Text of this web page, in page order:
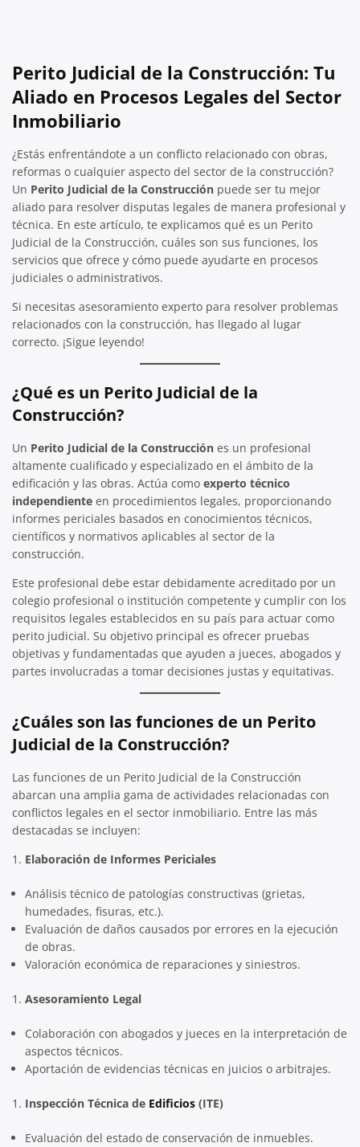
Perito Judicial de la Construcción: Tu
Aliado en Procesos Legales del Sector
Inmobiliario
¿Estás enfrentándote a un conflicto relacionado con obras,
reformas o cualquier aspecto del sector de la construcción?
Un Perito Judicial de la Construcción puede ser tu mejor
aliado para resolver disputas legales de manera profesional y
técnica. En este artículo, te explicamos qué es un Perito
Judicial de la Construcción, cuáles son sus funciones, los
servicios que ofrece y cómo puede ayudarte en procesos
judiciales o administrativos.
Si necesitas asesoramiento experto para resolver problemas
relacionados con la construcción, has llegado al lugar
correcto. ¡Sigue leyendo!
¿Qué es un Perito Judicial de la
Construcción?
Un Perito Judicial de la Construcción es un profesional
altamente cualificado y especializado en el ámbito de la
edificación y las obras. Actúa como experto técnico
independiente en procedimientos legales, proporcionando
informes periciales basados en conocimientos técnicos,
científicos y normativos aplicables al sector de la
construcción.
Este profesional debe estar debidamente acreditado por un
colegio profesional o institución competente y cumplir con los
requisitos legales establecidos en su país para actuar como
perito judicial. Su objetivo principal es ofrecer pruebas
objetivas y fundamentadas que ayuden a jueces, abogados y
partes involucradas a tomar decisiones justas y equitativas.
¿Cuáles son las funciones de un Perito
Judicial de la Construcción?
Las funciones de un Perito Judicial de la Construcción
abarcan una amplia gama de actividades relacionadas con
conflictos legales en el sector inmobiliario. Entre las más
destacadas se incluyen:
Elaboración de Informes Periciales
Análisis técnico de patologías constructivas (grietas,
humedades, fisuras, etc.).
Evaluación de daños causados por errores en la ejecución
de obras.
Valoración económica de reparaciones y siniestros.
Asesoramiento Legal
Colaboración con abogados y jueces en la interpretación de
aspectos técnicos.
Aportación de evidencias técnicas en juicios o arbitrajes.
Inspección Técnica de Edificios (ITE)
Evaluación del estado de conservación de inmuebles.